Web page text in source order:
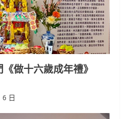
做十六歲成年禮》
6 日